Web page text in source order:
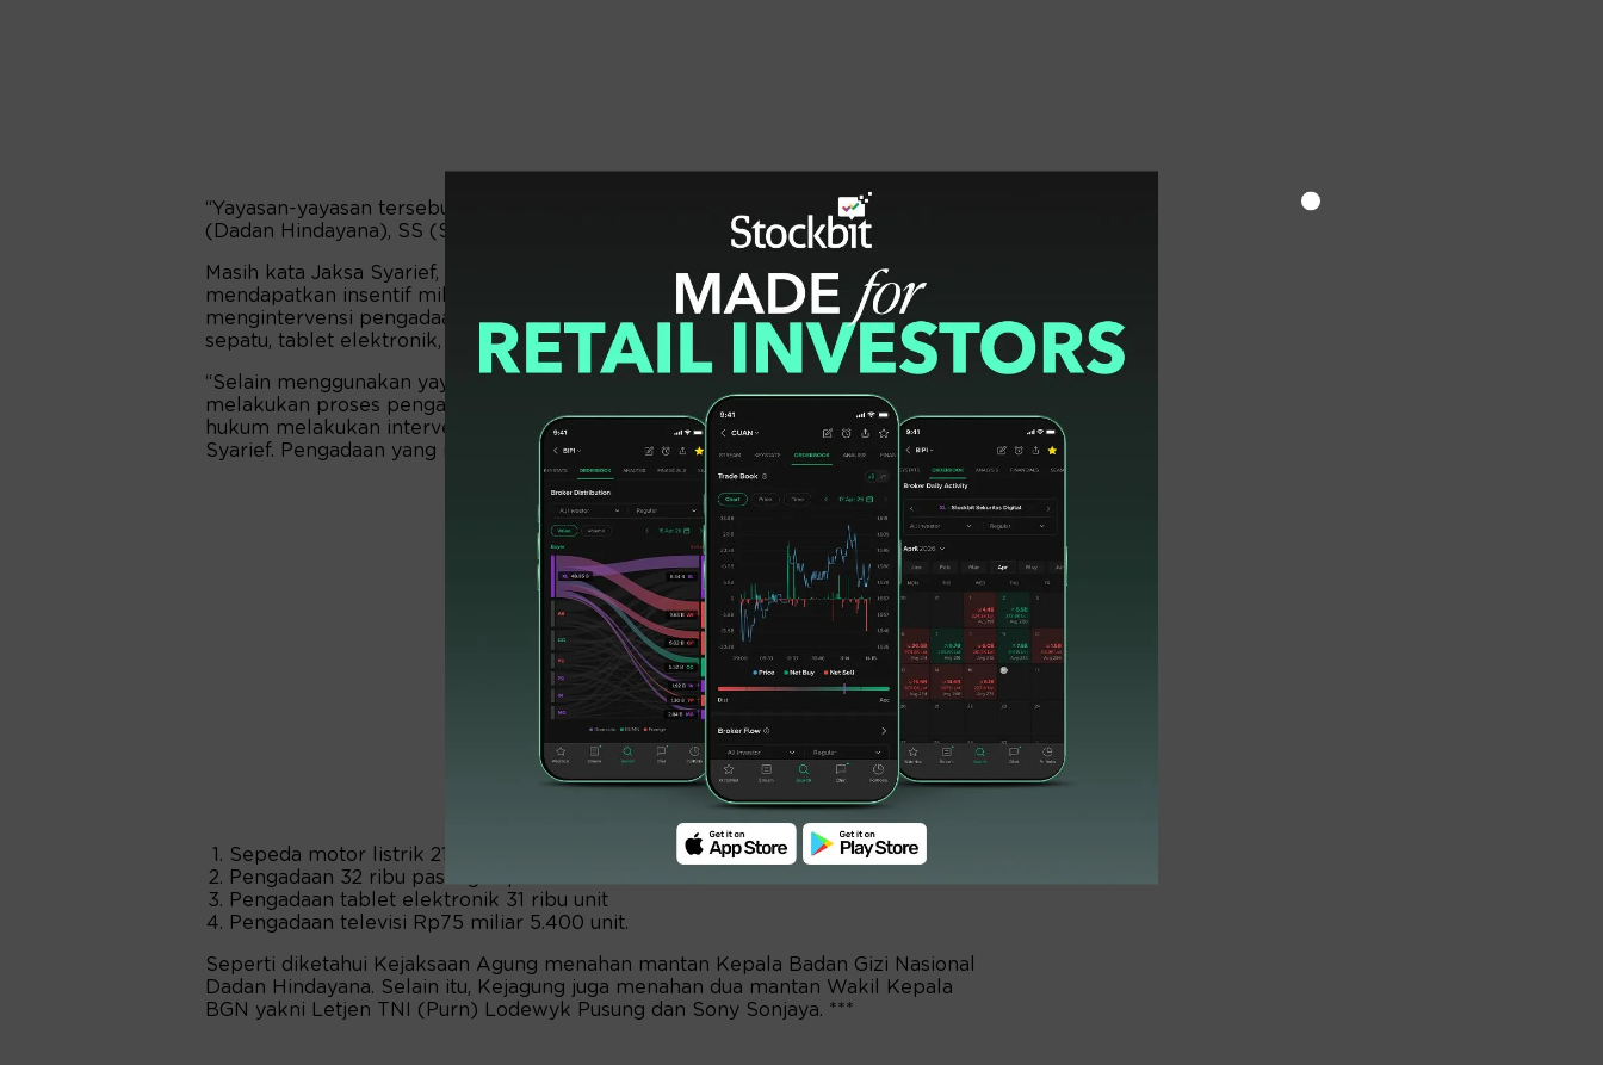
“Yayasan-yayasan tersebut terafiliasi di antaranya dimiliki oleh saudara DH
(Dadan Hindayana), SS (Sony Sonjaya) dan LP (Lodewyk Pusung),” kata Syarief.
Masih kata Jaksa Syarief, selain modus menentukan yayasan yang kemudian
mendapatkan insentif miliaran, ketiga orang tersangka juga menjalankan modus
mengintervensi pengadaan barang dan jasa. Pengadaan itu meliputi motor listrik,
sepatu, tablet elektronik, dan televisi.
“Selain menggunakan yayasan terafiliasi tersebut, Saudara DH, SS, LP dalam
melakukan proses pengadaan baik barang dan jasa di BGN secara melawan
hukum melakukan intervensi kepada PPK (Pejabat Pembuat Komitmen),” kata
Syarief. Pengadaan yang mereka mark up adalah:
Sepeda motor listrik 21.801 unit dengan total anggaran sekitar Rp1 triliun.
Pengadaan 32 ribu pasang sepatu
Pengadaan tablet elektronik 31 ribu unit
Pengadaan televisi Rp75 miliar 5.400 unit.
Seperti diketahui Kejaksaan Agung menahan mantan Kepala Badan Gizi Nasional
Dadan Hindayana. Selain itu, Kejagung juga menahan dua mantan Wakil Kepala
BGN yakni Letjen TNI (Purn) Lodewyk Pusung dan Sony Sonjaya. ***